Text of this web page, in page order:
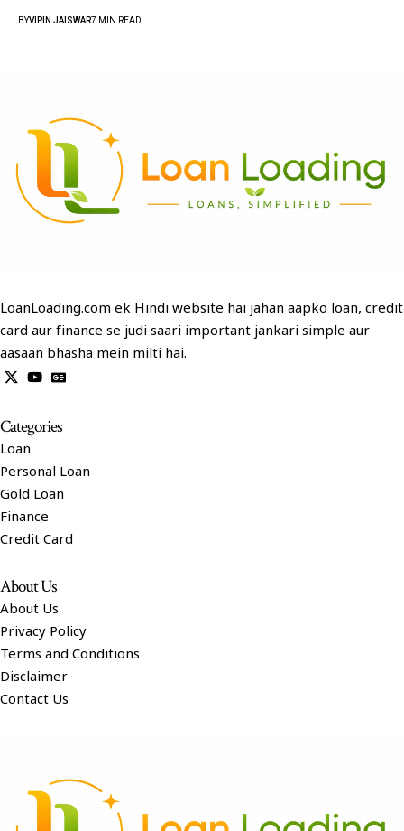
BYVIPIN JAISWAR7 MIN READ
LoanLoading.com ek Hindi website hai jahan aapko loan, credit
card aur finance se judi saari important jankari simple aur
aasaan bhasha mein milti hai.
Categories
Loan
Personal Loan
Gold Loan
Finance
Credit Card
About Us
About Us
Privacy Policy
Terms and Conditions
Disclaimer
Contact Us